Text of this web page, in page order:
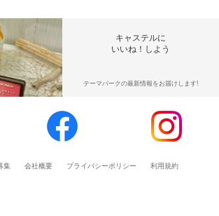
キャステルに
いいね！しよう
テーマパークの最新情報をお届けします!
集 会社概要 プライバシーポリシー 利用規約